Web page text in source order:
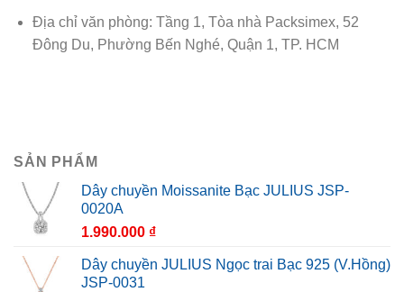
Địa chỉ văn phòng: Tầng 1, Tòa nhà Packsimex, 52
Đông Du, Phường Bến Nghé, Quận 1, TP. HCM
SẢN PHẨM
Dây chuyền Moissanite Bạc JULIUS JSP-
0020A
1.990.000 ₫
Dây chuyền JULIUS Ngọc trai Bạc 925 (V.Hồng)
JSP-0031